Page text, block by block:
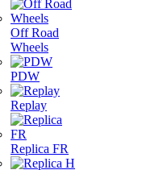
Off Road
Wheels
PDW
Replay
Replica FR